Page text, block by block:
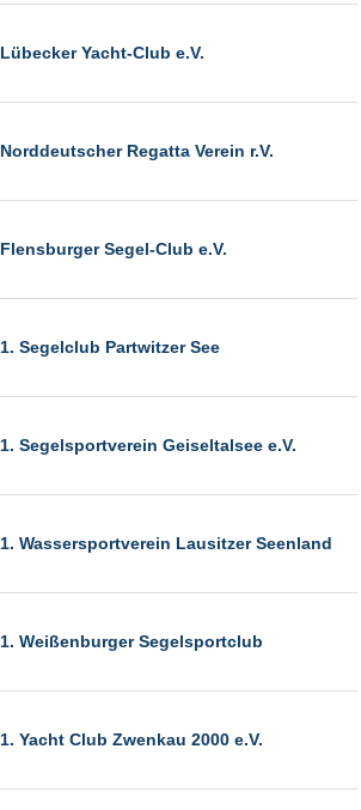
Lübecker Yacht-Club e.V.
Norddeutscher Regatta Verein r.V.
Flensburger Segel-Club e.V.
1. Segelclub Partwitzer See
1. Segelsportverein Geiseltalsee e.V.
1. Wassersportverein Lausitzer Seenland
1. Weißenburger Segelsportclub
1. Yacht Club Zwenkau 2000 e.V.